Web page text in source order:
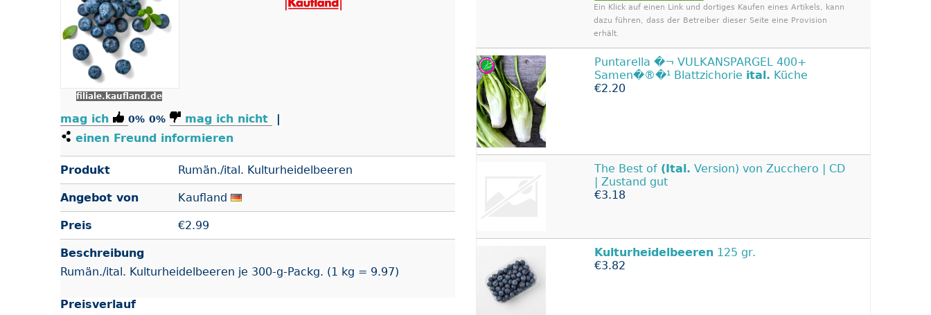
filiale.kaufland.de
mag ich 0% 0% mag ich nicht
|
einen Freund informieren
Produkt Rumän./ital. Kulturheidelbeeren
Angebot von Kaufland
Preis €2.99
Beschreibung
Rumän./ital. Kulturheidelbeeren je 300-g-Packg. (1 kg = 9.97)
Preisverlauf
Ein Klick auf einen Link und dortiges Kaufen eines Artikels, kann
dazu führen, dass der Betreiber dieser Seite eine Provision
erhält.
Puntarella �¬ VULKANSPARGEL 400+
Samen�®�¹ Blattzichorie ital. Küche
€2.20
The Best of (Ital. Version) von Zucchero | CD
| Zustand gut
€3.18
Kulturheidelbeeren 125 gr.
€3.82